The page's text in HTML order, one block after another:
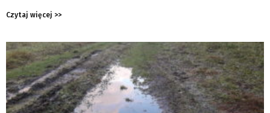
Czytaj więcej >>